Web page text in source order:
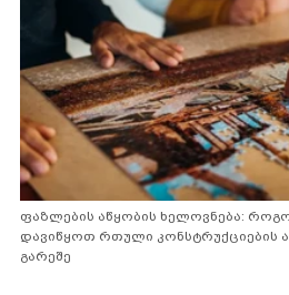
ფაზლების აწყობის ხელოვნება:
დავიწყოთ რთული კონსტრუქციების
გარეშე